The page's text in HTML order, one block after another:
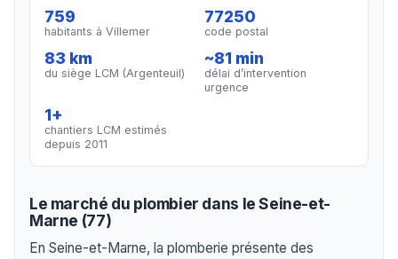
759
habitants à Villemer
77250
code postal
83 km
du siège LCM (Argenteuil)
~81 min
délai d’intervention
urgence
1+
chantiers LCM estimés
depuis 2011
Le marché du plombier dans le Seine-et-
Marne (77)
En Seine-et-Marne, la plomberie présente des